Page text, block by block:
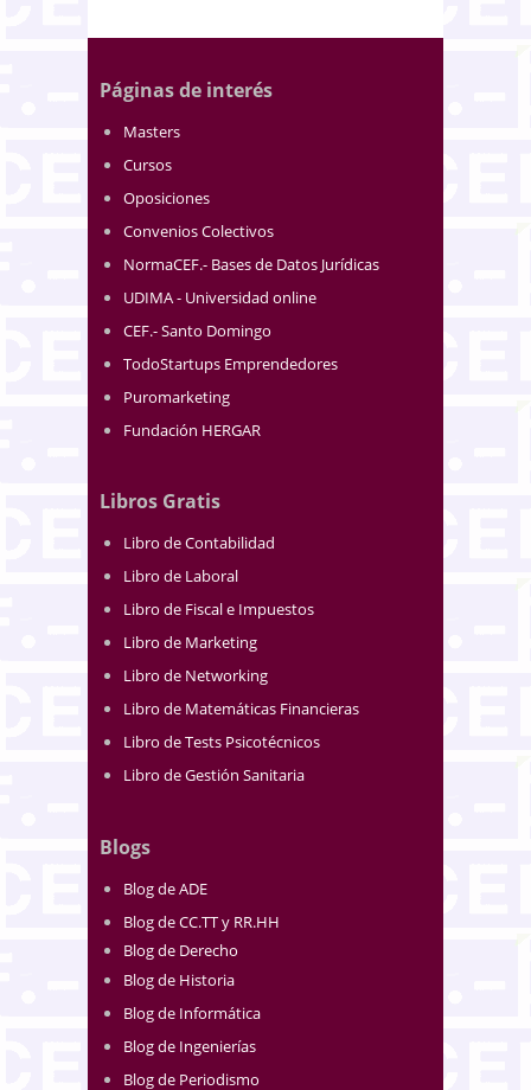
Páginas de interés
Masters
Cursos
Oposiciones
Convenios Colectivos
NormaCEF.- Bases de Datos Jurídicas
UDIMA - Universidad online
CEF.- Santo Domingo
TodoStartups Emprendedores
Puromarketing
Fundación HERGAR
Libros Gratis
Libro de Contabilidad
Libro de Laboral
Libro de Fiscal e Impuestos
Libro de Marketing
Libro de Networking
Libro de Matemáticas Financieras
Libro de Tests Psicotécnicos
Libro de Gestión Sanitaria
Blogs
Blog de ADE
Blog de CC.TT y RR.HH
Blog de Derecho
Blog de Historia
Blog de Informática
Blog de Ingenierías
Blog de Periodismo